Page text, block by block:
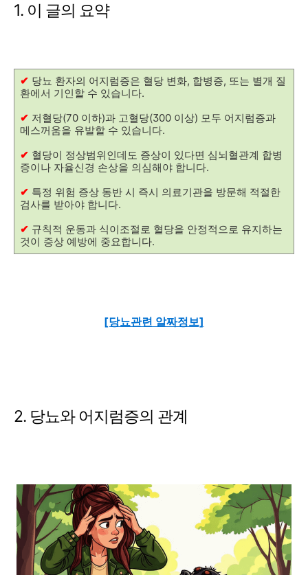
1. 이 글의 요약
✔ 당뇨 환자의 어지럼증은 혈당 변화, 합병증, 또는 별개 질
환에서 기인할 수 있습니다.
✔ 저혈당(70 이하)과 고혈당(300 이상) 모두 어지럼증과
메스꺼움을 유발할 수 있습니다.
✔ 혈당이 정상범위인데도 증상이 있다면 심뇌혈관계 합병
증이나 자율신경 손상을 의심해야 합니다.
✔ 특정 위험 증상 동반 시 즉시 의료기관을 방문해 적절한
검사를 받아야 합니다.
✔ 규칙적 운동과 식이조절로 혈당을 안정적으로 유지하는
것이 증상 예방에 중요합니다.
[당뇨관련 알짜정보]
2. 당뇨와 어지럼증의 관계